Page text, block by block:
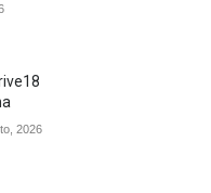
2026